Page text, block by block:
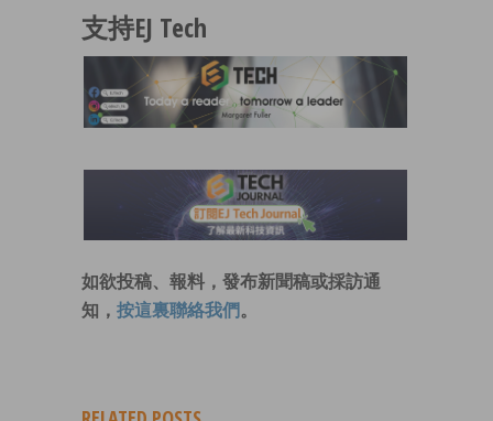
支持EJ Tech
如欲投稿、報料，發布新聞稿或採訪通
知， 按這裏聯絡我們。